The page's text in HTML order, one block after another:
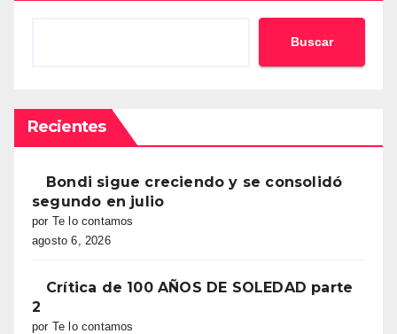
Buscar
Recientes
Bondi sigue creciendo y se consolidó
segundo en julio
por Te lo contamos
agosto 6, 2026
Crítica de 100 AÑOS DE SOLEDAD parte
2
por Te lo contamos